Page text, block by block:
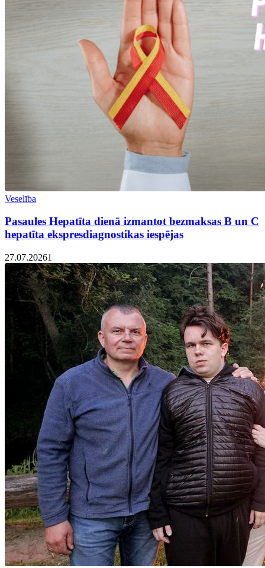
Veselība
Pasaules Hepatīta dienā izmantot bezmaksas B un C
hepatīta ekspresdiagnostikas iespējas
27.07.20261